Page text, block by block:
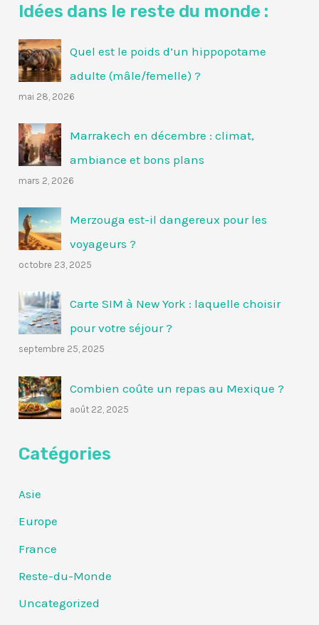
Idées dans le reste du monde :
Quel est le poids d’un hippopotame
adulte (mâle/femelle) ?
mai 28, 2026
Marrakech en décembre : climat,
ambiance et bons plans
mars 2, 2026
Merzouga est-il dangereux pour les
voyageurs ?
octobre 23, 2025
Carte SIM à New York : laquelle choisir
pour votre séjour ?
septembre 25, 2025
Combien coûte un repas au Mexique ?
août 22, 2025
Catégories
Asie
Europe
France
Reste-du-Monde
Uncategorized